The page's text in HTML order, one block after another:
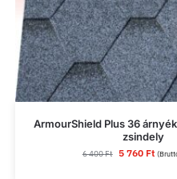
ArmourShield Plus 36
zsindely
6 400Ft 5 760 Ft